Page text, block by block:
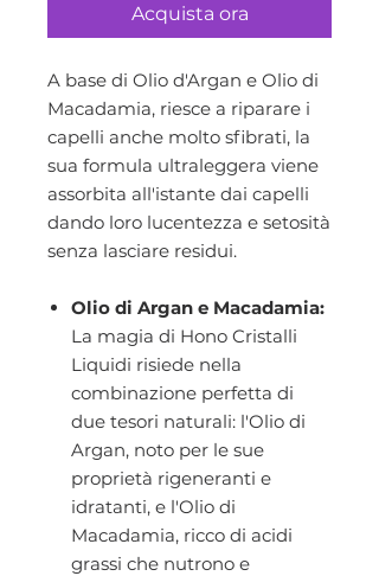
Acquista ora
A base di Olio d'Argan e Olio di
Macadamia, riesce a riparare i
capelli anche molto sfibrati, la
sua formula ultraleggera viene
assorbita all'istante dai capelli
dando loro lucentezza e setosità
senza lasciare residui.
Olio di Argan e Macadamia:
La magia di Hono Cristalli
Liquidi risiede nella
combinazione perfetta di
due tesori naturali: l'Olio di
Argan, noto per le sue
proprietà rigeneranti e
idratanti, e l'Olio di
Macadamia, ricco di acidi
grassi che nutrono e